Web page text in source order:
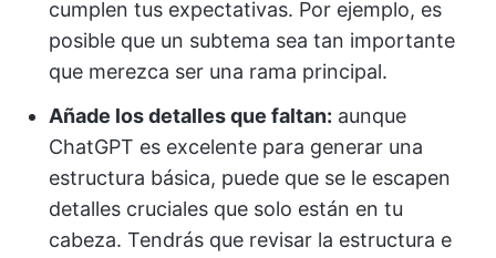
cumplen tus expectativas. Por ejemplo, es
posible que un subtema sea tan importante
que merezca ser una rama principal.
Añade los detalles que faltan: aunque
ChatGPT es excelente para generar una
estructura básica, puede que se le escapen
detalles cruciales que solo están en tu
cabeza. Tendrás que revisar la estructura e